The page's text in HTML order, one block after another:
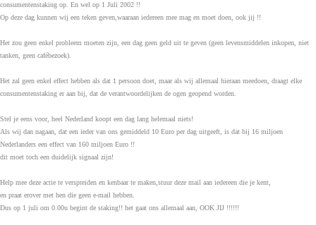
consumentenstaking op. En wel op 1 Juli 2002 !!
Op deze dag kunnen wij een teken geven,waaraan iedereen mee mag en moet doen, ook jij !!
Het zou geen enkel probleem moeten zijn, een dag geen geld uit te geven (geen levensmiddelen inkopen, niet
tanken, geen cafébezoek).
Het zal geen enkel effect hebben als dat 1 persoon doet, maar als wij allemaal hieraan meedoen, draagt elke
consumentenstaking er aan bij, dat de verantwoordelijken de ogen geopend worden.
Stel je eens voor, heel Nederland koopt een dag lang helemaal niets!
Als wij dan nagaan, dat een ieder van ons gemiddeld 10 Euro per dag uitgeeft, is dat bij 16 miljoen
Nederlanders een effect van 160 miljoen Euro !!
dit moet toch een duidelijk signaal zijn!
Help mee deze actie te verspreiden en kenbaar te maken,stuur deze mail aan iedereen die je kent,
en praat erover met hen die geen e-mail hebben.
Dus op 1 juli om 0.00u begint de staking!! het gaat ons allemaal aan, OOK JIJ !!!!!!